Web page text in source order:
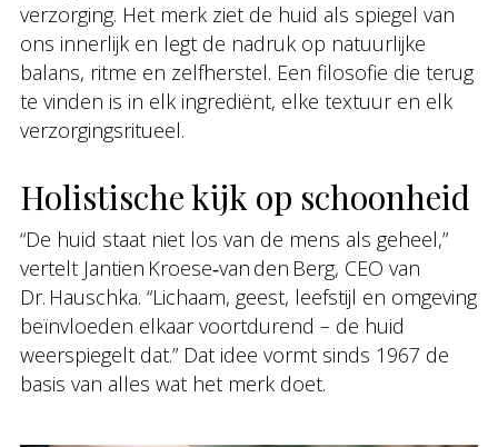
verzorging. Het merk ziet de huid als spiegel van
ons innerlijk en legt de nadruk op natuurlijke
balans, ritme en zelfherstel. Een filosofie die terug
te vinden is in elk ingrediënt, elke textuur en elk
verzorgingsritueel.
Holistische kijk op schoonheid
“De huid staat niet los van de mens als geheel,”
vertelt Jantien Kroese‑van den Berg, CEO van
Dr. Hauschka. “Lichaam, geest, leefstijl en omgeving
beïnvloeden elkaar voortdurend – de huid
weerspiegelt dat.” Dat idee vormt sinds 1967 de
basis van alles wat het merk doet.